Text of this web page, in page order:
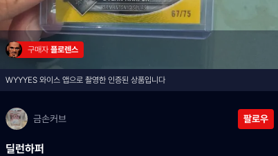
구매자 플로렌스
WYYYES 와이스 앱으로 촬영한 인증된 상품입니다
금손커브 팔로우
딜런하퍼